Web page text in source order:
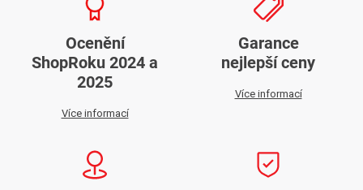
Ocenění
ShopRoku 2024 a
2025
Více informací
Garance
nejlepší ceny
Více informací